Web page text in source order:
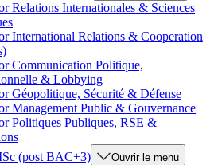
Relations Internationales & Sciences
International Relations & Cooperation
Communication Politique,
& Lobbying
Géopolitique, Sécurité & Défense
Management Public & Gouvernance
Politiques Publiques, RSE &
(post BAC+3)
Ouvrir le menu